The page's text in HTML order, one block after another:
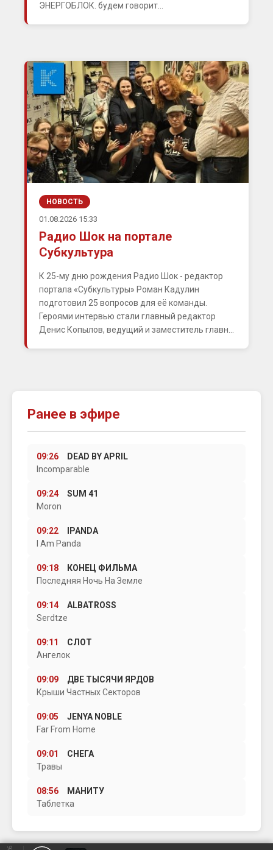
ЭНЕРГОБЛОК. будем говорит...
НОВОСТЬ
01.08.2026 15:33
Радио Шок на портале
Субкультура
К 25-му дню рождения Радио Шок - редактор
портала «Субкультуры» Роман Кадулин
подготовил 25 вопросов для её команды.
Героями интервью стали главный редактор
Денис Копылов, ведущий и заместитель главн...
Ранее в эфире
09:26
DEAD BY APRIL
Incomparable
09:24
SUM 41
Moron
09:22
IPANDA
I Am Panda
09:18
КОНЕЦ ФИЛЬМА
Последняя Ночь На Земле
09:14
ALBATROSS
Serdtze
09:11
СЛОТ
Ангелок
09:09
ДВЕ ТЫСЯЧИ ЯРДОВ
Крыши Частных Секторов
09:05
JENYA NOBLE
Far From Home
09:01
СНЕГА
Травы
08:56
МАНИТУ
Таблетка